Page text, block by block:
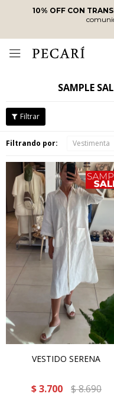
10% OFF CON

SAMPLE
Filtrando por: Vestimenta
VESTIDO SERENA
$ 3.700 $8.690